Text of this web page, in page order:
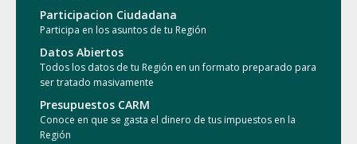
Participacion Ciudadana
Participa en los asuntos de tu Región
Datos Abiertos
Todos los datos de tu Región en un formato preparado para
ser tratado masivamente
Presupuestos CARM
Conoce en que se gasta el dinero de tus impuestos en la
Región